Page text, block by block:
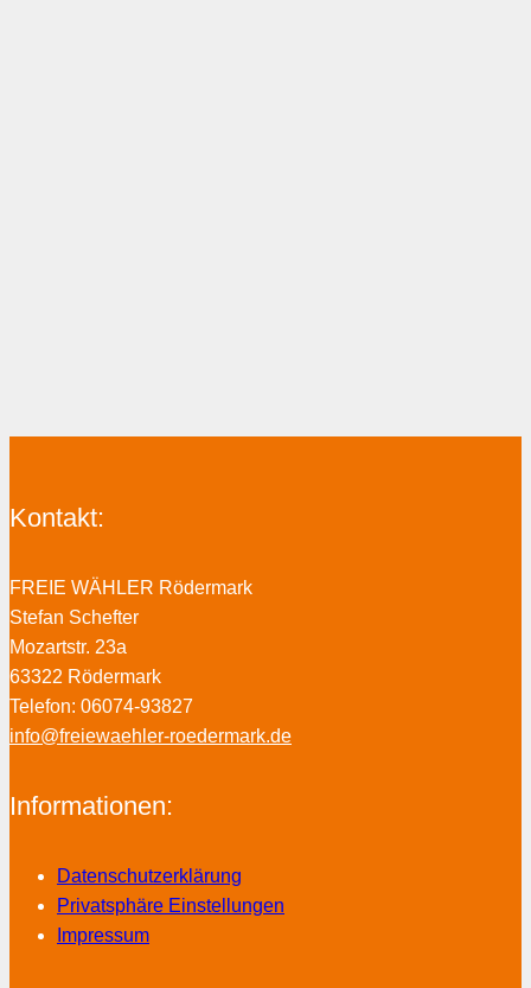
Kontakt:
FREIE WÄHLER Rödermark
Stefan Schefter
Mozartstr. 23a
63322 Rödermark
Telefon: 06074-93827
info@freiewaehler-roedermark.de
Informationen:
Datenschutzerklärung
Privatsphäre Einstellungen
Impressum